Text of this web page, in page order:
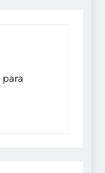
para